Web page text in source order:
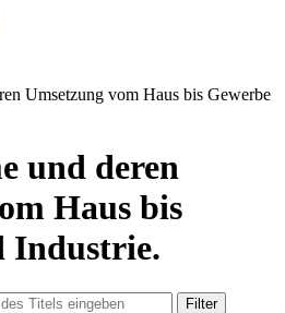
Umsetzung vom Haus bis Gewerbe
und deren
Haus bis
Industrie.
Filter